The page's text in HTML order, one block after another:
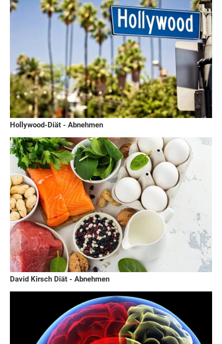
Hollywood-Diät - Abnehmen
David Kirsch Diät - Abnehmen